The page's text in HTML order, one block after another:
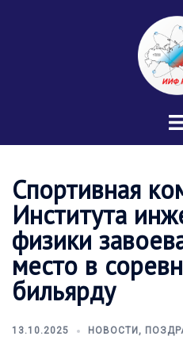
Спортивная
Института
физики
место в
бильярду
13.10.2025 НОВОСТИ ,